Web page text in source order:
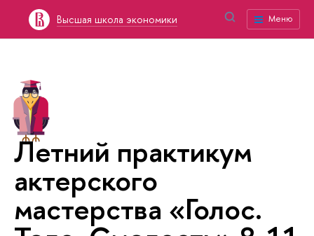
Высшая школа экономики Меню
Летний практикум
актерского
мастерства «Голос.